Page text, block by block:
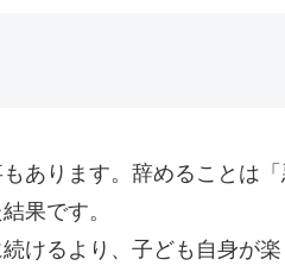
あります。辞めることは
果です。
けるより、子ども自身が